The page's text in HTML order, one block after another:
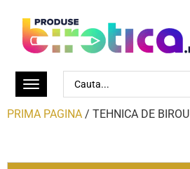
PRIMA PAGINA / TEHNICA DE BIROU